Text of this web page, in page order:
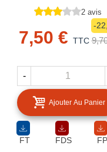
2 avis
7,50 € TTC
-
-
Ajouter Au Panier
FT FDS FP